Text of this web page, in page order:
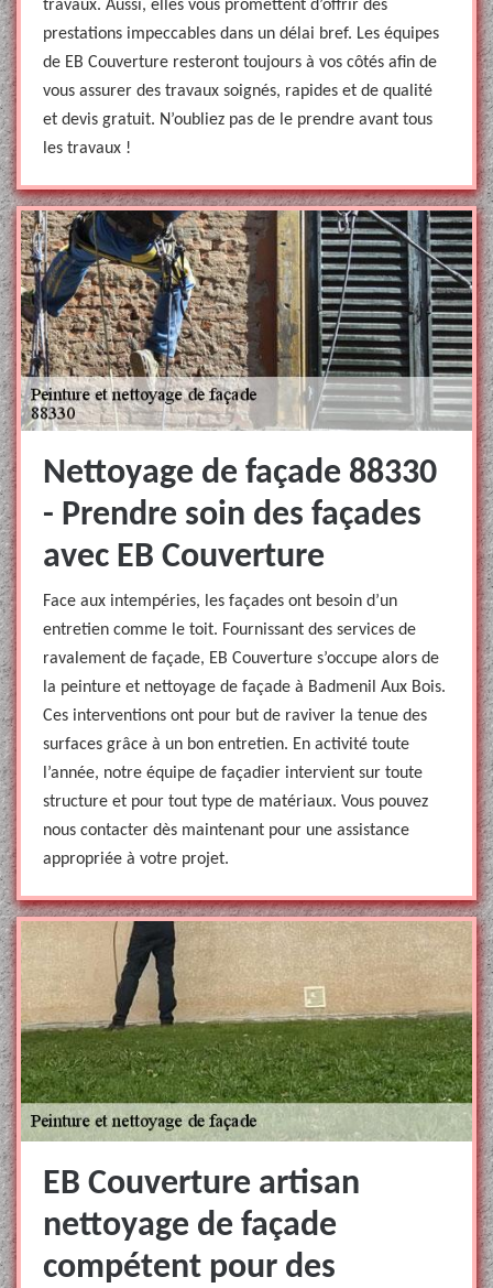
travaux. Aussi, elles vous promettent d’offrir des
prestations impeccables dans un délai bref. Les équipes
de EB Couverture resteront toujours à vos côtés afin de
vous assurer des travaux soignés, rapides et de qualité
et devis gratuit. N’oubliez pas de le prendre avant tous
les travaux !
Nettoyage de façade 88330
- Prendre soin des façades
avec EB Couverture
Face aux intempéries, les façades ont besoin d’un
entretien comme le toit. Fournissant des services de
ravalement de façade, EB Couverture s’occupe alors de
la peinture et nettoyage de façade à Badmenil Aux Bois.
Ces interventions ont pour but de raviver la tenue des
surfaces grâce à un bon entretien. En activité toute
l’année, notre équipe de façadier intervient sur toute
structure et pour tout type de matériaux. Vous pouvez
nous contacter dès maintenant pour une assistance
appropriée à votre projet.
EB Couverture artisan
nettoyage de façade
compétent pour des